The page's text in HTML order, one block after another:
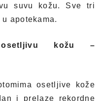
suvu kožu. Sve tri
apotekama.
kožu –
osetljive kože
i prelaze rekordne